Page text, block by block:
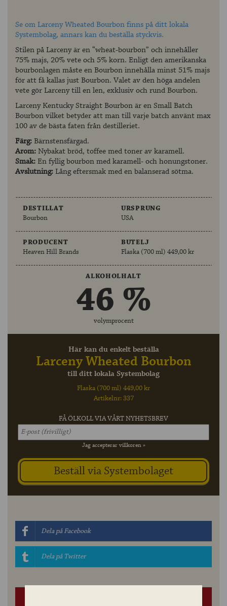
Se om Larceny Wheated Bourbon finns på ditt lokala
Systembolag, annars kan du beställa styckvis.
Stilen på Larceny är en “wheat-bourbon” och innehåller
75% majs, 20% vete och 5% korn. Enligt den amerikanska
bourbonlagen måste en Bourbon innehålla minst 51% majs
för att få kallas just Bourbon. Valet av den höga andelen
vete gör Larceny till en len, exklusiv och rund Bourbon.
Larceny Kentucky Straight Bourbon är en Small Batch
Bourbon vilket betyder att man till varje batch använt max
100 av de bästa faten från destilleriet.
Färg:Bärnstensfärgad.
Arom:Nybakat bröd, toffee med toner av karamell.
Smak:En fyllig bourbon med karamell- och honungstoner.
Avslutning:Lång eftersmak med en balanserad sötma.
DESTILLAT
Bourbon
URSPRUNG
USA
PRODUCENT
Heaven Hill Brands
BUTELJ
Flaska (700 ml) 449,00 kr
ALKOHOLHALT
46 %
volymprocent
Här kan du enkelt beställa
Larceny Wheated Bourbon
till ditt lokala Systembolag
Flaska (700 ml) 449,00 kr
Artikelnr: 337
FÅ ÖLKOLL VIA VÅRT NYHETSBREV
Jag accepterar villkoren »
Dela på Facebook
Dela på Twitter